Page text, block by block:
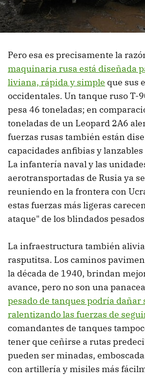
Pero esa es precisamente la
maquinaria rusa está diseñada
liviana, rápida y simple que sus
occidentales. Un tanque ruso T-
pesa 46 toneladas; en
toneladas de un Leopard 2A6
fuerzas rusas también están
capacidades anfibias y
La infantería naval y las
aerotransportadas de Rusia ya
reuniendo en la frontera con
estas fuerzas más ligeras
ataque" de los blindados
La infraestructura también
rasputitsa. Los caminos
la década de 1940, brindan
avance, pero no son una
pesado de tanques podría dañar
ralentizando las fuerzas de
comandantes de tanques
tener que ceñirse a rutas
pueden ser minadas,
con artillería y misiles más